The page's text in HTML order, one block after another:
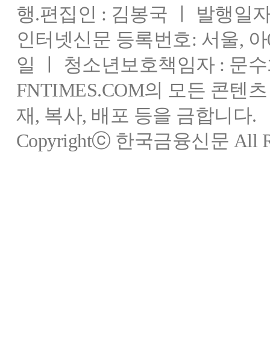
행.편집인 : 김봉국 ㅣ 발행일
인터넷신문 등록번호: 서울,
일 ㅣ 청소년보호책임자 : 문
FNTIMES.COM의 모든 콘텐
재, 복사, 배포 등을 금합니다.
Copyrightⓒ 한국금융신문 All